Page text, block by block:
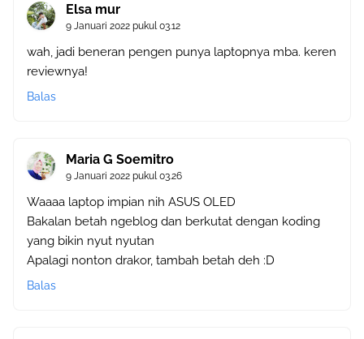
Elsa mur
9 Januari 2022 pukul 03.12
wah, jadi beneran pengen punya laptopnya mba. keren
reviewnya!
Balas
Maria G Soemitro
9 Januari 2022 pukul 03.26
Waaaa laptop impian nih ASUS OLED
Bakalan betah ngeblog dan berkutat dengan koding
yang bikin nyut nyutan
Apalagi nonton drakor, tambah betah deh :D
Balas